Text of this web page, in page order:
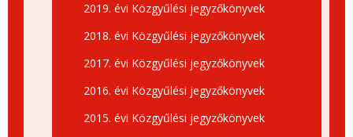
2019. évi Közgyűlési jegyzőkönyvek
2018. évi Közgyűlési jegyzőkönyvek
2017. évi Közgyűlési jegyzőkönyvek
2016. évi Közgyűlési jegyzőkönyvek
2015. évi Közgyűlési jegyzőkönyvek